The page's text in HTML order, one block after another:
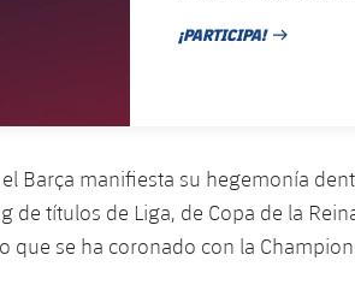
¡PARTICIPA!
FECHA DE PUBLICACIÓN
Barça manifiesta su hegemonía
de títulos de Liga, de Copa de la
que se ha coronado con la